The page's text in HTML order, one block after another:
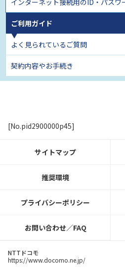
インターネット接続用のID・パスワ
ご利用ガイド
よく見られているご質問
契約内容やお手続き
[No.pid2900000p45]
サイトマップ
推奨環境
プライバシーポリシー
お問い合わせ／FAQ
NTTドコモ
https://www.docomo.ne.jp/